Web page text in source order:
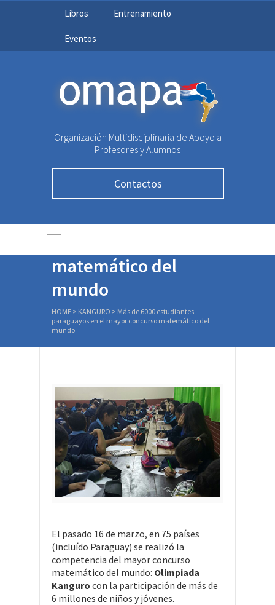
Libros Entrenamiento
Eventos
OMAPA
Organización Multidisciplinaria de Apoyo a
Profesores y Alumnos
Contactos
Más de 6000
estudiantes
paraguayos en el
mayor concurso
matemático del
mundo
HOME > KANGURO > Más de 6000 estudiantes
paraguayos en el mayor concurso matemático del
mundo
El pasado 16 de marzo, en 75 países
(incluído Paraguay) se realizó la
competencia del mayor concurso
matemático del mundo: Olimpiada
Kanguro con la participación de más de
6 millones de niños y jóvenes.